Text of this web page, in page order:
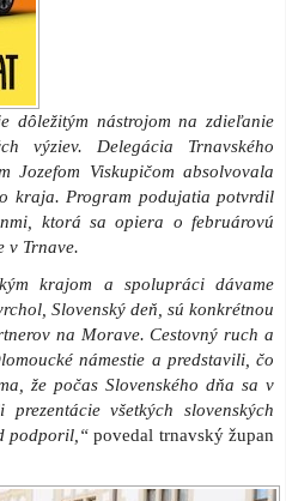
dôležitým nástrojom na zdieľanie
výziev. Delegácia Trnavského
Jozefom Viskupičom absolvovala
kraja. Program podujatia potvrdil
ktorá sa opiera o februárovú
v Trnave.
krajom a spolupráci dávame
Slovenský deň, sú konkrétnou
na Morave. Cestovný ruch a
námestie a predstavili, čo
že počas Slovenského dňa sa v
všetkých slovenských
podporil,“povedal trnavský župan